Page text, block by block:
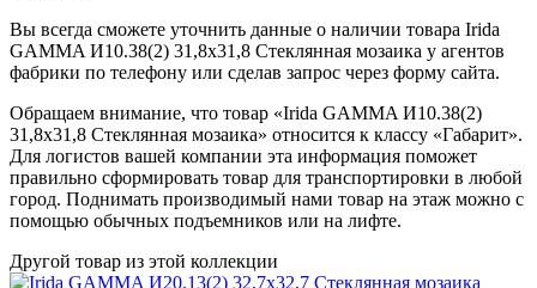
Вы всегда сможете уточнить данные о наличии товара Irida
GAMMA И10.38(2) 31,8x31,8 Стеклянная мозаика у агентов
фабрики по телефону или сделав запрос через форму сайта.
Обращаем внимание, что товар «Irida GAMMA И10.38(2)
31,8x31,8 Стеклянная мозаика» относится к классу «Габарит».
Для логистов вашей компании эта информация поможет
правильно сформировать товар для транспортировки в любой
город. Поднимать производимый нами товар на этаж можно с
помощью обычных подъемников или на лифте.
Другой товар из этой коллекции